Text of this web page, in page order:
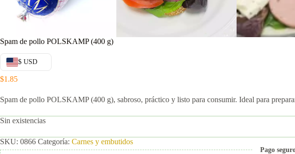
Spam de pollo POLSKAMP (400 g)
$ USD
$1.85
Spam de pollo POLSKAMP (400 g), sabroso, práctico y listo para consumir. Ideal para
Sin existencias
SKU: 0866 Categoría: Carnes y embutidos
Pago